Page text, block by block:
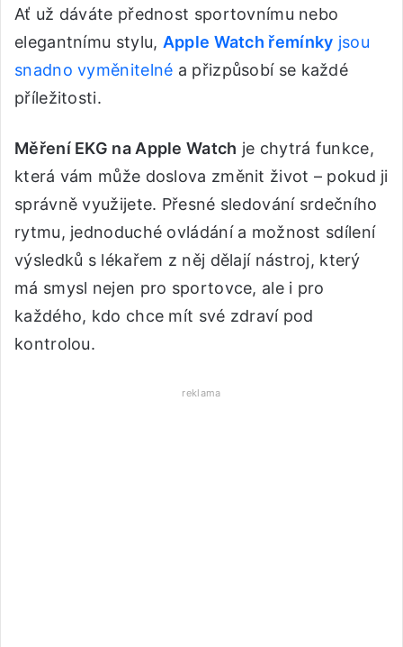
Ať už dáváte přednost sportovnímu nebo
elegantnímu stylu, Apple Watch řemínky jsou
snadno vyměnitelné a přizpůsobí se každé
příležitosti.
Měření EKG na Apple Watch je chytrá funkce,
která vám může doslova změnit život – pokud ji
správně využijete. Přesné sledování srdečního
rytmu, jednoduché ovládání a možnost sdílení
výsledků s lékařem z něj dělají nástroj, který
má smysl nejen pro sportovce, ale i pro
každého, kdo chce mít své zdraví pod
kontrolou.
reklama